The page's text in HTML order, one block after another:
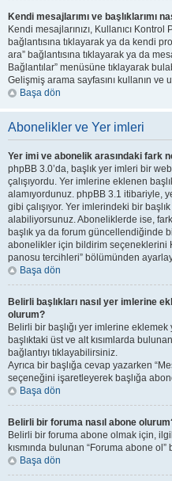
Kendi mesajlarımı ve başlıklarımı
Kendi mesajlarınızı, Kullanıcı Kontrol
bağlantısına tıklayarak ya da kendi
ara” bağlantısına tıklayarak ya da
Bağlantılar” menüsüne tıklayarak
Gelişmiş arama sayfasını kullanın
Başa dön
Abonelikler ve Yer imleri
Yer imi ve abonelik arasındaki fark
phpBB 3.0’da, başlık yer imleri bir
çalışıyordu. Yer imlerine eklenen
alamıyordunuz. phpBB 3.1 itibariyle,
gibi çalışıyor. Yer imlerindeki bir
alabiliyorsunuz. Aboneliklerde ise,
başlık ya da forum güncellendiğinde
abonelikler için bildirim seçeneklerini
panosu tercihleri” bölümünden
Başa dön
Belirli başlıkları nasıl yer imlerine
olurum?
Belirli bir başlığı yer imlerine
başlıktaki üst ve alt kısımlarda
bağlantıyı tıklayabilirsiniz.
Ayrıca bir başlığa cevap yazarken
seçeneğini işaretleyerek başlığa
Başa dön
Belirli bir foruma nasıl abone
Belirli bir foruma abone olmak için,
kısmında bulunan “Foruma abone ol”
Başa dön